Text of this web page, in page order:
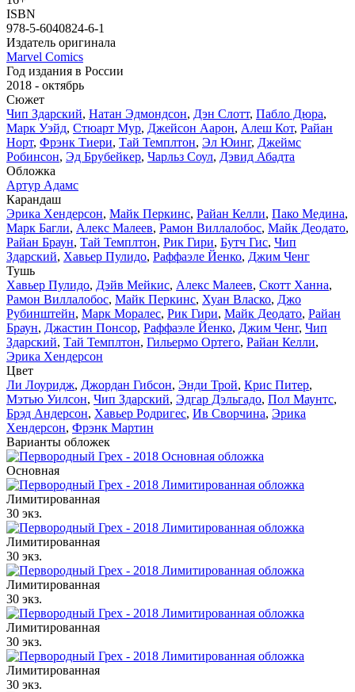
ISBN
978-5-6040824-6-1
Издатель оригинала
Marvel Comics
Год издания в России
2018 - октябрь
Сюжет
Чип Здарский, Натан Эдмондсон, Дэн Слотт, Пабло Дюра,
Марк Уэйд, Стюарт Мур, Джейсон Аарон, Алеш Кот, Райан
Норт, Фрэнк Тиери, Тай Темплтон, Эл Юинг, Джеймс
Робинсон, Эд Брубейкер, Чарльз Соул, Дэвид Абадта
Обложка
Артур Адамс
Карандаш
Эрика Хендерсон, Майк Перкинс, Райан Келли, Пако Медина,
Марк Багли, Алекс Малеев, Рамон Виллалобос, Майк Деодато,
Райан Браун, Тай Темплтон, Рик Гири, Бутч Гис, Чип
Здарский, Хавьер Пулидо, Раффаэле Йенко, Джим Ченг
Тушь
Хавьер Пулидо, Дэйв Мейкис, Алекс Малеев, Скотт Ханна,
Рамон Виллалобос, Майк Перкинс, Хуан Власко, Джо
Рубинштейн, Марк Моралес, Рик Гири, Майк Деодато, Райан
Браун, Джастин Понсор, Раффаэле Йенко, Джим Ченг, Чип
Здарский, Тай Темплтон, Гильермо Ортего, Райан Келли,
Эрика Хендерсон
Цвет
Ли Лоуридж, Джордан Гибсон, Энди Трой, Крис Питер,
Мэтью Уилсон, Чип Здарский, Эдгар Дэльгадо, Пол Маунтс,
Брэд Андерсон, Хавьер Родригес, Ив Сворчина, Эрика
Хендерсон, Фрэнк Мартин
Варианты обложек
Основная
Лимитированная
30 экз.
Лимитированная
30 экз.
Лимитированная
30 экз.
Лимитированная
30 экз.
Лимитированная
30 экз.